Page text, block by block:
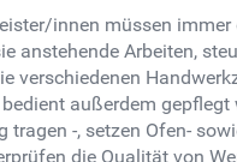
innen müssen
anstehende Arbeiten,
verschiedenen
außerdem
-, setzen Ofen-
die Qualität von